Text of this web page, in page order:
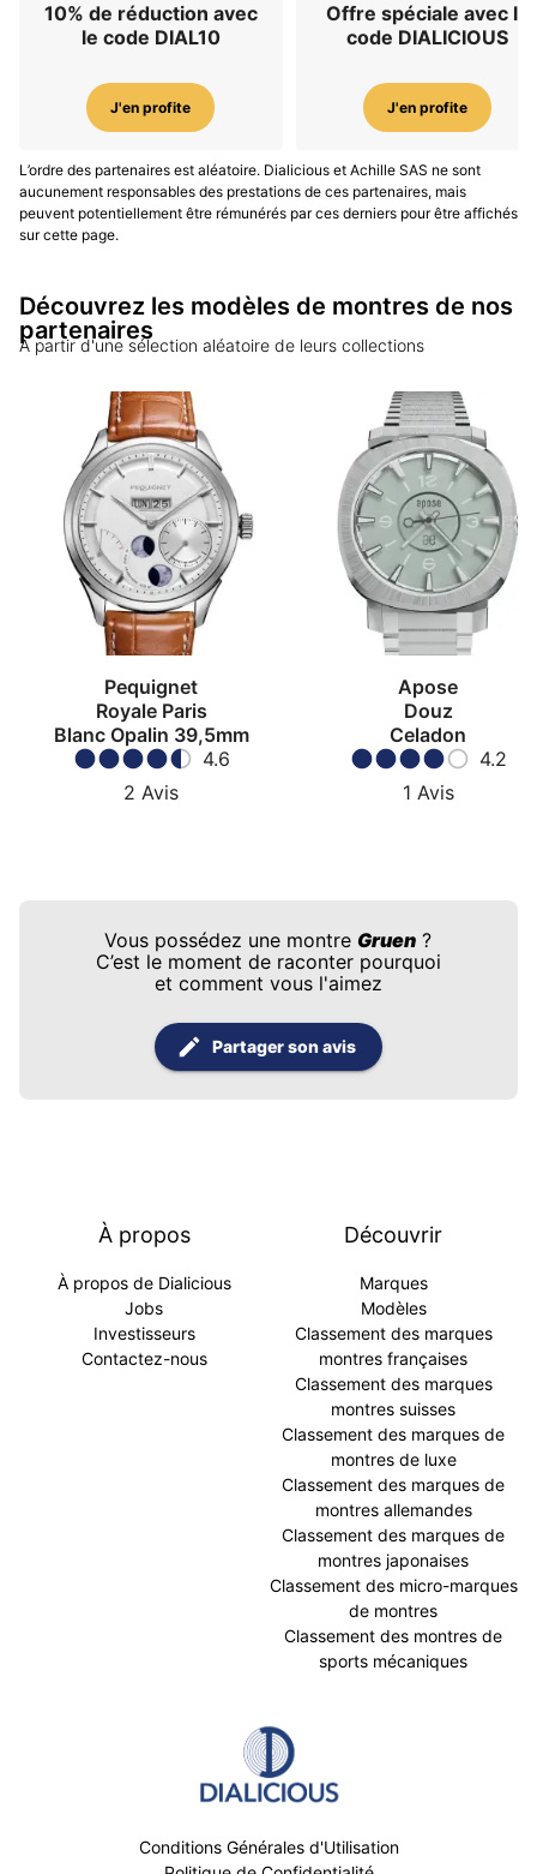
10% de réduction avec
le code DIAL10
J'en profite
Offre spéciale avec le
code DIALICIOUS
J'en profite
L’ordre des partenaires est aléatoire. Dialicious et Achille SAS ne sont
aucunement responsables des prestations de ces partenaires, mais
peuvent potentiellement être rémunérés par ces derniers pour être affichés
sur cette page.
Découvrez les modèles de montres de nos
partenaires
A partir d'une sélection aléatoire de leurs collections
Pequignet
Royale Paris
Blanc Opalin 39,5mm
4.6
2 Avis
Apose
Douz
Celadon
4.2
1 Avis
Vous possédez une montre Gruen ?
C’est le moment de raconter pourquoi
et comment vous l'aimez
Partager son avis
À propos
À propos de Dialicious
Jobs
Investisseurs
Contactez-nous
Découvrir
Marques
Modèles
Classement des marques
montres françaises
Classement des marques
montres suisses
Classement des marques de
montres de luxe
Classement des marques de
montres allemandes
Classement des marques de
montres japonaises
Classement des micro-marques
de montres
Classement des montres de
sports mécaniques
Conditions Générales d'Utilisation